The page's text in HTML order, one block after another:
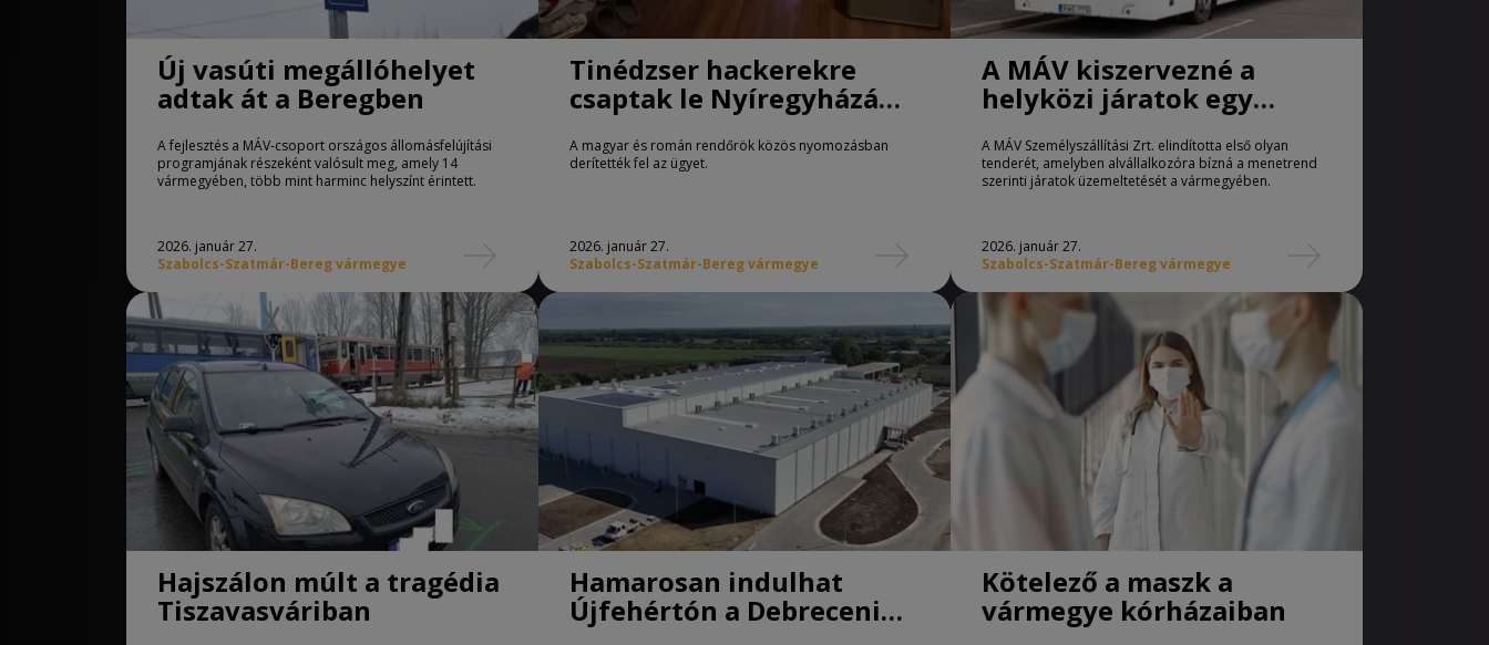
Új vasúti megállóhelyet
adtak át a Beregben
A fejlesztés a MÁV-csoport országos állomásfelújítási
programjának részeként valósult meg, amely 14
vármegyében, több mint harminc helyszínt érintett.
2026. január 27.
Szabolcs-Szatmár-Bereg vármegye
Tinédzser hackerekre
csaptak le Nyíregyházán
és Kisvárdán.
A magyar és román rendőrök közös nyomozásban
derítették fel az ügyet.
2026. január 27.
Szabolcs-Szatmár-Bereg vármegye
A MÁV kiszervezné a
helyközi járatok egy
részét Szabolcsban
A MÁV Személyszállítási Zrt. elindította első olyan
tenderét, amelyben alvállalkozóra bízná a menetrend
szerinti járatok üzemeltetését a vármegyében.
2026. január 27.
Szabolcs-Szatmár-Bereg vármegye
Hajszálon múlt a tragédia
Tiszavasváriban
Hamarosan indulhat
Újfehértón a Debreceni
Kötelező a maszk a
vármegye kórházaiban